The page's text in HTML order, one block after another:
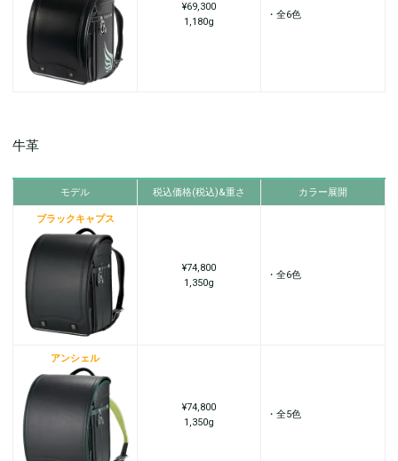
¥69,300
1,180g
・全6色
牛革
モデル 税込価格(税込)&重さ カラー展開
ブラックキャプス
¥74,800
1,350g
・全6色
アンシェル
¥74,800
1,350g
・全5色